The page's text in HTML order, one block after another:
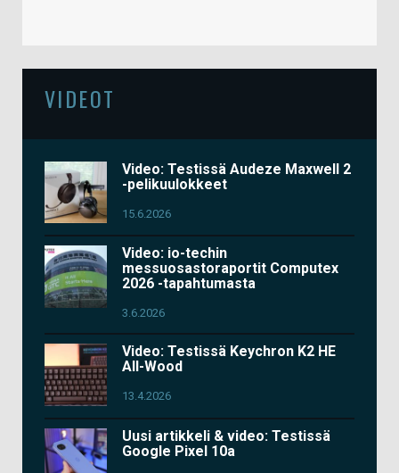
VIDEOT
Video: Testissä Audeze Maxwell 2
-pelikuulokkeet
15.6.2026
Video: io-techin
messuosastoraportit Computex
2026 -tapahtumasta
3.6.2026
Video: Testissä Keychron K2 HE
All-Wood
13.4.2026
Uusi artikkeli & video: Testissä
Google Pixel 10a